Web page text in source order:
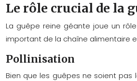
Le rôle crucial de la
La guêpe reine géante joue un
important de la chaîne alimentaire
Pollinisation
Bien que les guêpes ne soient pas